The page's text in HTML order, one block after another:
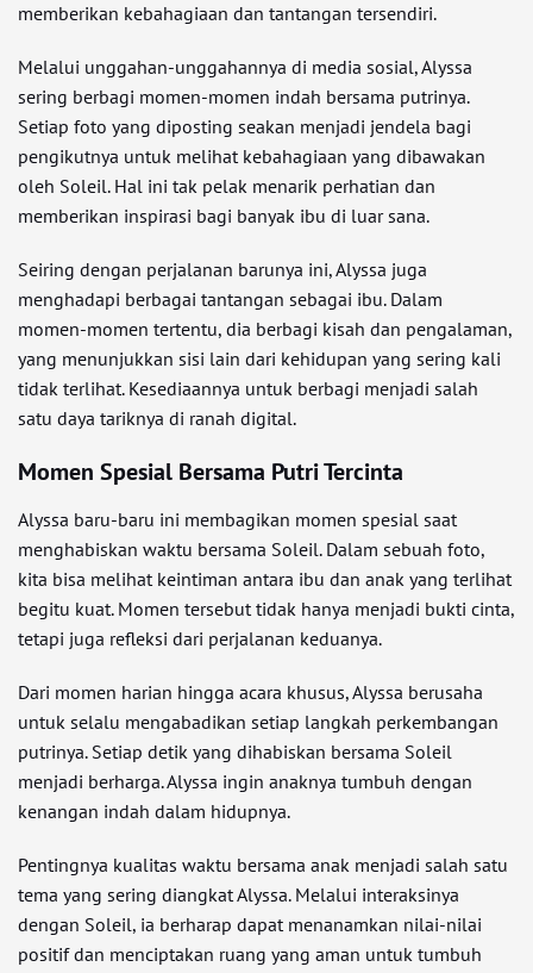
memberikan kebahagiaan dan tantangan tersendiri.
Melalui unggahan-unggahannya di media sosial, Alyssa
sering berbagi momen-momen indah bersama putrinya.
Setiap foto yang diposting seakan menjadi jendela bagi
pengikutnya untuk melihat kebahagiaan yang dibawakan
oleh Soleil. Hal ini tak pelak menarik perhatian dan
memberikan inspirasi bagi banyak ibu di luar sana.
Seiring dengan perjalanan barunya ini, Alyssa juga
menghadapi berbagai tantangan sebagai ibu. Dalam
momen-momen tertentu, dia berbagi kisah dan pengalaman,
yang menunjukkan sisi lain dari kehidupan yang sering kali
tidak terlihat. Kesediaannya untuk berbagi menjadi salah
satu daya tariknya di ranah digital.
Momen Spesial Bersama Putri Tercinta
Alyssa baru-baru ini membagikan momen spesial saat
menghabiskan waktu bersama Soleil. Dalam sebuah foto,
kita bisa melihat keintiman antara ibu dan anak yang terlihat
begitu kuat. Momen tersebut tidak hanya menjadi bukti cinta,
tetapi juga refleksi dari perjalanan keduanya.
Dari momen harian hingga acara khusus, Alyssa berusaha
untuk selalu mengabadikan setiap langkah perkembangan
putrinya. Setiap detik yang dihabiskan bersama Soleil
menjadi berharga. Alyssa ingin anaknya tumbuh dengan
kenangan indah dalam hidupnya.
Pentingnya kualitas waktu bersama anak menjadi salah satu
tema yang sering diangkat Alyssa. Melalui interaksinya
dengan Soleil, ia berharap dapat menanamkan nilai-nilai
positif dan menciptakan ruang yang aman untuk tumbuh